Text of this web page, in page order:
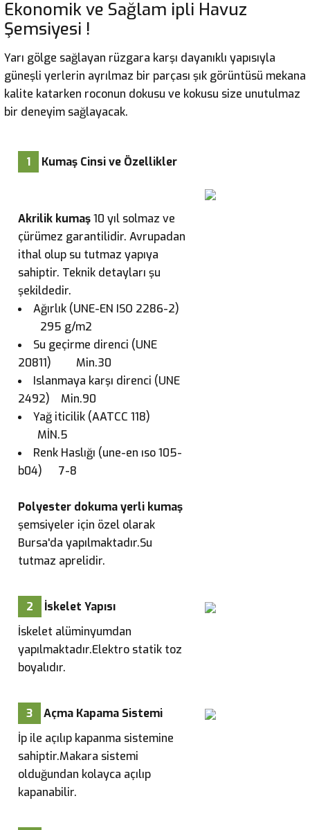
Ekonomik ve Sağlam ipli Havuz
Şemsiyesi !
Yarı gölge sağlayan rüzgara karşı dayanıklı yapısıyla
güneşli yerlerin ayrılmaz bir parçası şık görüntüsü mekana
kalite katarken roconun dokusu ve kokusu size unutulmaz
bir deneyim sağlayacak.
1 Kumaş Cinsi ve Özellikler
Akrilik kumaş10 yıl solmaz ve
çürümez garantilidir. Avrupadan
ithal olup su tutmaz yapıya
sahiptir. Teknik detayları şu
şekildedir.
Ağırlık (UNE-EN ISO 2286-2)
295 g/m2
Su geçirme direnci (UNE
20811) Min.30
Islanmaya karşı direnci (UNE
2492) Min.90
Yağ iticilik (AATCC 118)
MİN.5
Renk Haslığı (une-en ıso 105-
b04) 7-8
Polyester dokuma yerli kumaş
şemsiyeler için özel olarak
Bursa'da yapılmaktadır.Su
tutmaz aprelidir.
2
İskelet Yapısı
İskelet alüminyumdan
yapılmaktadır.Elektro statik toz
boyalıdır.
3
Açma Kapama Sistemi
İp ile açılıp kapanma sistemine
sahiptir.Makara sistemi
olduğundan kolayca açılıp
kapanabilir.